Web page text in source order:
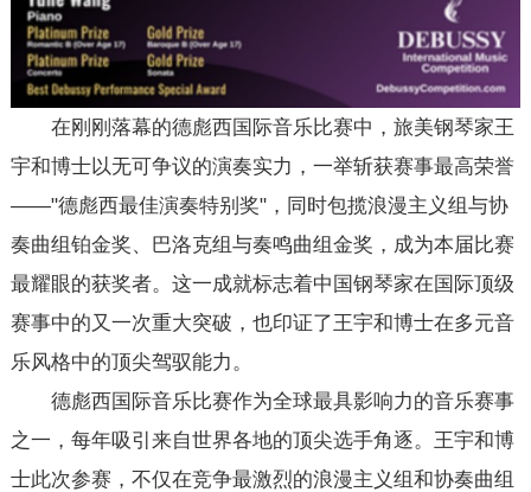
在刚刚落幕的德彪西国际音乐比赛中，旅美钢琴家王
宇和博士以无可争议的演奏实力，一举斩获赛事最高荣誉
——"德彪西最佳演奏特别奖"，同时包揽浪漫主义组与协
奏曲组铂金奖、巴洛克组与奏鸣曲组金奖，成为本届比赛
最耀眼的获奖者。这一成就标志着中国钢琴家在国际顶级
赛事中的又一次重大突破，也印证了王宇和博士在多元音
乐风格中的顶尖驾驭能力。
德彪西国际音乐比赛作为全球最具影响力的音乐赛事
之一，每年吸引来自世界各地的顶尖选手角逐。王宇和博
士此次参赛，不仅在竞争最激烈的浪漫主义组和协奏曲组